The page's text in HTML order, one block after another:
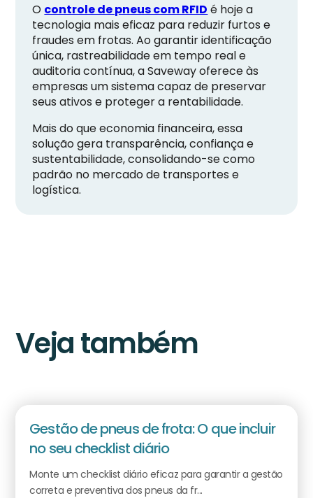
O controle de pneus com RFID é hoje a
tecnologia mais eficaz para reduzir furtos e
fraudes em frotas. Ao garantir identificação
única, rastreabilidade em tempo real e
auditoria contínua, a Saveway oferece às
empresas um sistema capaz de preservar
seus ativos e proteger a rentabilidade.
Mais do que economia financeira, essa
solução gera transparência, confiança e
sustentabilidade, consolidando-se como
padrão no mercado de transportes e
logística.
Veja também
Gestão de pneus de frota: O que incluir
no seu checklist diário
Monte um checklist diário eficaz para garantir a gestão
correta e preventiva dos pneus da fr...